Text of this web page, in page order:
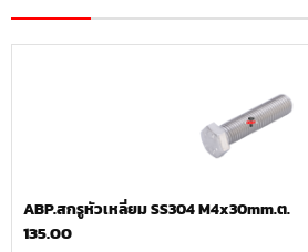
ABP.สกรูหัวเหลี่ยม SS304 M4x30mm.ต.
135.00